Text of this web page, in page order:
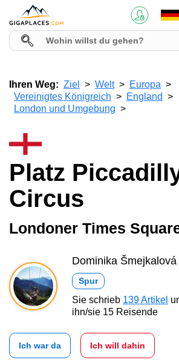
Ihren Weg: Ziel Welt
Europa
Vereinigtes Königreich
England
London und Umgebung
Platz
Circus
Londoner Times
Dominika Šmejkalová
Spur
Sie schrieb 139 Artikel
ihn/sie 15 Reisende
Ich war da Ich will dahin